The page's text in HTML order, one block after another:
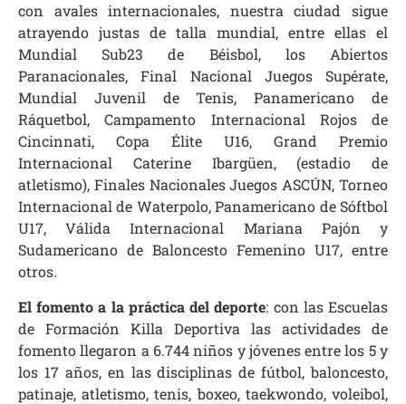
con avales internacionales, nuestra ciudad sigue
atrayendo justas de talla mundial, entre ellas el
Mundial Sub23 de Béisbol, los Abiertos
Paranacionales, Final Nacional Juegos Supérate,
Mundial Juvenil de Tenis, Panamericano de
Ráquetbol, Campamento Internacional Rojos de
Cincinnati, Copa Élite U16, Grand Premio
Internacional Caterine Ibargüen, (estadio de
atletismo), Finales Nacionales Juegos ASCÚN, Torneo
Internacional de Waterpolo, Panamericano de Sóftbol
U17, Válida Internacional Mariana Pajón y
Sudamericano de Baloncesto Femenino U17, entre
otros.
El fomento a la práctica del deporte: con las Escuelas
de Formación Killa Deportiva las actividades de
fomento llegaron a 6.744 niños y jóvenes entre los 5 y
los 17 años, en las disciplinas de fútbol, baloncesto,
patinaje, atletismo, tenis, boxeo, taekwondo, voleibol,